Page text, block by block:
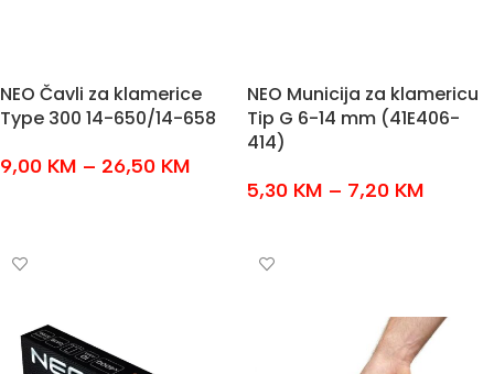
NEO Čavli za klamerice
Type 300 14-650/14-658
9,00 KM – 26,50 KM
NEO Municija za klamericu
Tip G 6-14 mm (41E406-
414)
5,30 KM – 7,20 KM